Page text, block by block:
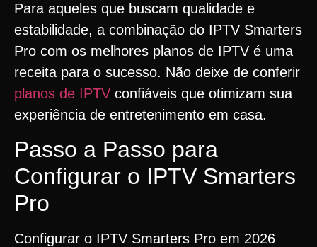
Para aqueles que buscam qualidade e
estabilidade, a combinação do IPTV Smarters
Pro com os melhores planos de IPTV é uma
receita para o sucesso. Não deixe de conferir
planos de IPTV confiáveis que otimizam sua
experiência de entretenimento em casa.
Passo a Passo para
Configurar o IPTV Smarters
Pro
Configurar o IPTV Smarters Pro em 2026